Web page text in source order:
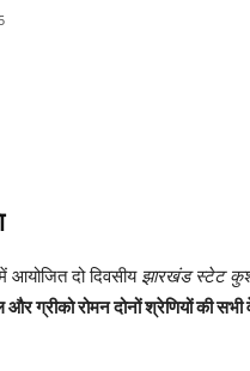
आयोजित दो दिवसीय झारखंड स्टेट
और ग्रीको रोमन दोनों श्रेणियों की